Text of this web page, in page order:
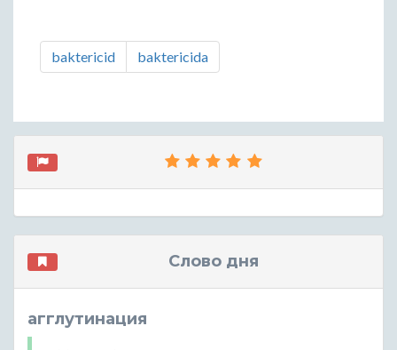
baktericid baktericida
Слово дня
агглутинация